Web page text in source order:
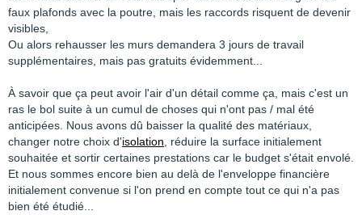
faux plafonds avec la poutre, mais les raccords risquent de devenir
visibles,
Ou alors rehausser les murs demandera 3 jours de travail
supplémentaires, mais pas gratuits évidemment...
À savoir que ça peut avoir l'air d'un détail comme ça, mais c'est un
ras le bol suite à un cumul de choses qui n'ont pas / mal été
anticipées. Nous avons dû baisser la qualité des matériaux,
changer notre choix d'isolation , réduire la surface initialement
souhaitée et sortir certaines prestations car le budget s'était envolé.
Et nous sommes encore bien au delà de l'enveloppe financière
initialement convenue si l'on prend en compte tout ce qui n'a pas
bien été étudié...